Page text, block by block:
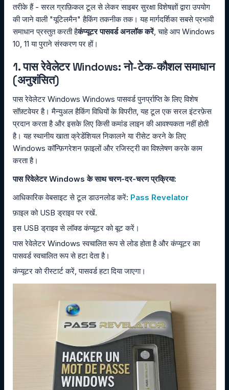
तरीके हैं - सरल ग्राफ़िकल टूल से लेकर साइबर सुरक्षा विशेषज्ञों द्वारा उपयोग
की जाने वाली "यूटिलमैन" हैकिंग तकनीक तक। यह मार्गदर्शिका सबसे प्रभावी
समाधान प्रस्तुत करती हैकंप्यूटर पासवर्ड अनलॉक करें, चाहे आप Windows
10, 11 या पुराने संस्करण पर हों।
1. पास रेवेलेटर Windows: नो-टेक-कौशल समाधान
(अनुशंसित)
पास रेवेलेटर Windows Windows पासवर्ड पुनर्प्राप्ति के लिए विशेष
सॉफ़्टवेयर है। मैन्युअल हैकिंग विधियों के विपरीत, यह टूल एक सरल इंटरफ़ेस
प्रदान करता है और इसके लिए किसी कमांड लाइन की आवश्यकता नहीं होती
है। यह स्थानीय खाता क्रेडेंशियल निकालने या रीसेट करने के लिए
Windows कॉन्फ़िगरेशन फ़ाइलों और रजिस्ट्री का विश्लेषण करके काम
करता है।
पास रिवेलेटर Windows के साथ चरण-दर-चरण प्रक्रिया:
आधिकारिक वेबसाइट से टूल डाउनलोड करें: Pass Revelator
फ़ाइल को USB ड्राइव पर रखें.
इस USB ड्राइव से लॉक्ड कंप्यूटर को बूट करें।
पास रेवेलेटर Windows स्वचालित रूप से लोड होता है और कंप्यूटर का
पासवर्ड स्वचालित रूप से हटा देता है।
कंप्यूटर को रीस्टार्ट करें, पासवर्ड हटा दिया जाएगा।